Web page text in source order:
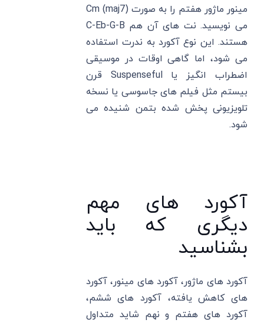
مینور ماژور هفتم را به صورت Cm (maj7)
می نویسید. نت های آن هم C-Eb-G-B
هستند. این نوع آکورد به ندرت استفاده
می شود، اما گاهی اوقات در موسیقی
اضطراب انگیز یا Suspenseful قرن
بیستم مثل فیلم های جاسوسی یا نسخه
تلویزیونی پخش شده بتمن شنیده می
شود.
آکورد های مهم
دیگری که باید
بشناسید
آکورد های ماژور، آکورد های مینور، آکورد
های کاهش یافته، آکورد های ششم،
آکورد های هفتم و نهم شاید متداول